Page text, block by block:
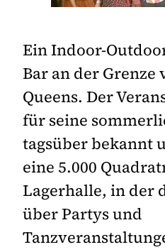
Ein Indoor-
Bar an der
Queens. Der
für seine
tagsüber bekannt
eine 5.000
Lagerhalle, in der
über Partys und